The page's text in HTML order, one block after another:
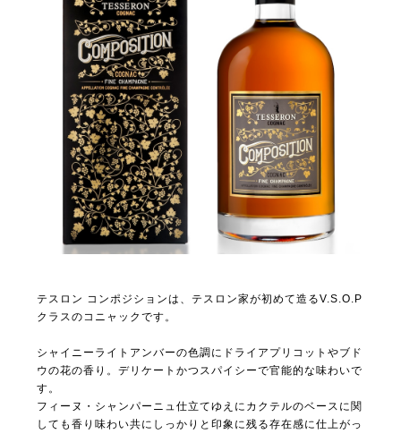
テスロン コンポジションは、テスロン家が初めて造るV.S.O.P
クラスのコニャックです。
シャイニーライトアンバーの色調にドライアプリコットやブド
ウの花の香り。デリケートかつスパイシーで官能的な味わいで
す。
フィーヌ・シャンパーニュ仕立てゆえにカクテルのベースに関
しても香り味わい共にしっかりと印象に残る存在感に仕上がっ